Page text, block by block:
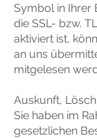
Symbol in Ihrer
die SSL- bzw.
aktiviert ist,
an uns
mitgelesen
Auskunft,
Sie haben im
gesetzlichen